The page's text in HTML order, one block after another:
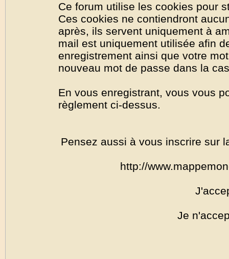
Ce forum utilise les cookies pour
Ces cookies ne contiendront
après, ils servent uniquement à
mail est uniquement utilisée afin
enregistrement ainsi que votre
nouveau mot de passe dans la
En vous enregistrant, vous vous
règlement ci-dessus.
Pensez aussi à vous inscrire sur
http://
Je